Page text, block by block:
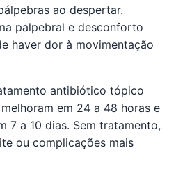
ao despertar.
palpebral e desconforto
haver dor à movimentação
antibiótico tópico
em 24 a 48 horas e
7 a 10 dias. Sem tratamento,
ou complicações mais